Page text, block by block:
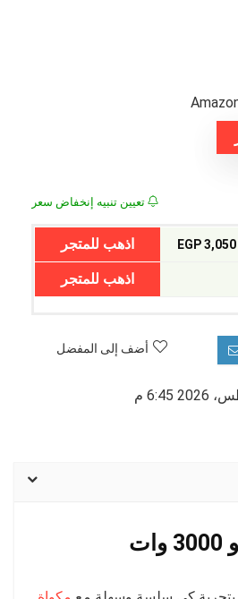
تعيين تنبيه إنخفاض سعر
3,050 EGP اذهب للمتجر
اذهب للمتجر
أضف إلى المفضل